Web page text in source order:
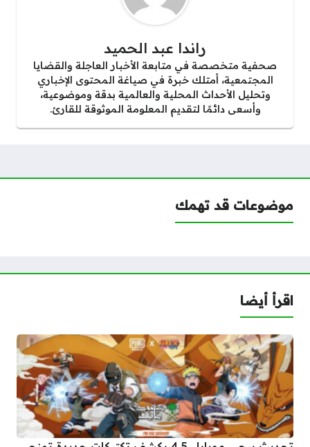
راندا عبد الحميد
صحفية متخصصة في متابعة الأخبار العاجلة والقضايا
المجتمعية، أمتلك خبرة في صياغة المحتوى الإخباري
وتحليل الأحداث المحلية والعالمية بدقة وموضوعية،
وأسعى دائمًا لتقديم المعلومة الموثوقة للقارئ.
موضوعات قد تهمك
اقرأ أيضا